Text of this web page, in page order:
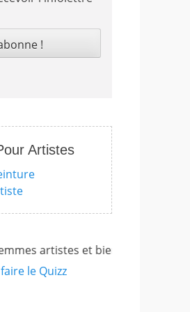
Artistes
artistes et bien d'autres encore!